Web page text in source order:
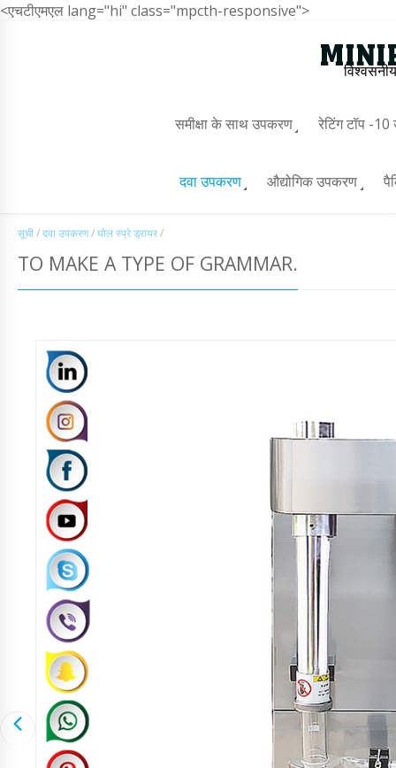
<एचटीएमएल lang="hi" class="mpcth-responsive">
समीक्षा के साथ उपकरण रेटिंग टॉप -
दवा उपकरण औद्योगिक उपकरण
सूची/दवा उपकरण/घोल स्प्रे ड्रायर/
TO MAKE A TYPE OF GRAMMAR.